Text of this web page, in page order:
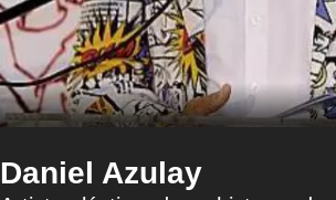
Daniel Azulay